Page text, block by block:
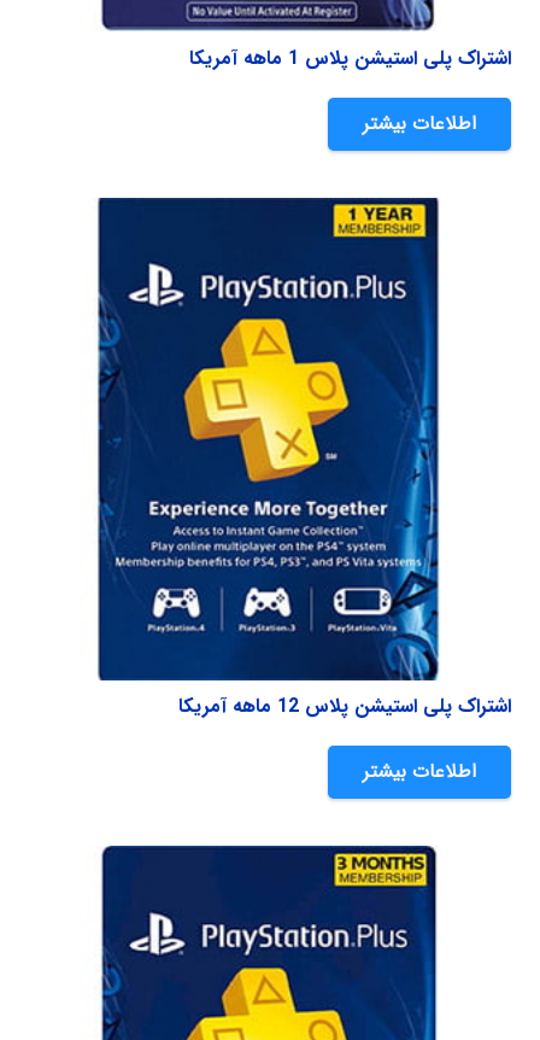
اشتراک پلی استیشن پلاس 1 ماهه آمریکا
اطلاعات بیشتر
اشتراک پلی استیشن پلاس 12 ماهه آمریکا
اطلاعات بیشتر